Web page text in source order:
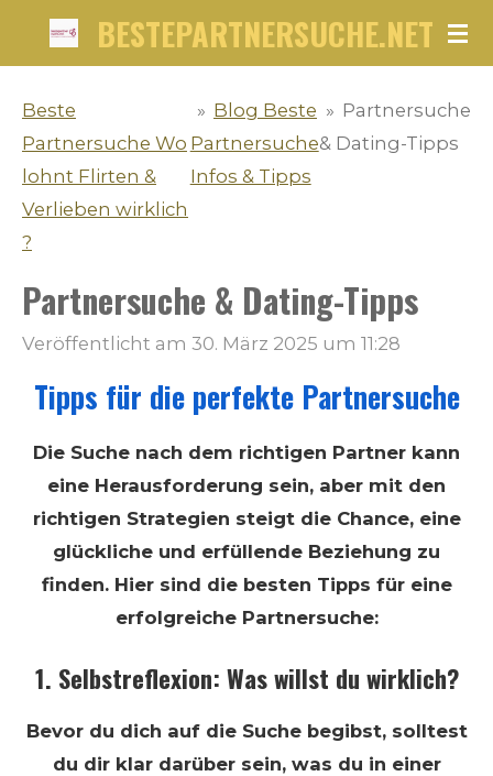
BESTEPARTNERSUCHE.NET
Beste
Partnersuche Wo
lohnt Flirten &
Verlieben wirklich
?
» Blog Beste
Partnersuche
Infos & Tipps
» Partnersuche
& Dating-Tipps
Partnersuche & Dating-Tipps
Veröffentlicht am 30. März 2025 um 11:28
Tipps für die perfekte Partnersuche
Die Suche nach dem richtigen Partner kann
eine Herausforderung sein, aber mit den
richtigen Strategien steigt die Chance, eine
glückliche und erfüllende Beziehung zu
finden. Hier sind die besten Tipps für eine
erfolgreiche Partnersuche:
1. Selbstreflexion: Was willst du wirklich?
Bevor du dich auf die Suche begibst, solltest
du dir klar darüber sein, was du in einer